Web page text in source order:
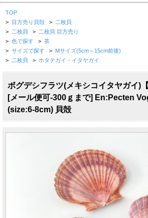
TOP
> 目方売り貝殻 > 二枚貝
> 二枚貝 > 二枚貝 目方売り
> 色で探す > 茶
> サイズで探す > Mサイズ(5cm～15cm前後)
> 二枚貝 > ホタテガイ・イタヤガイ
ボグデシフラツ(メキシコイタヤガイ)
[メール便可-300ｇまで] En:Pecten
(size:6-8cm) 貝殻